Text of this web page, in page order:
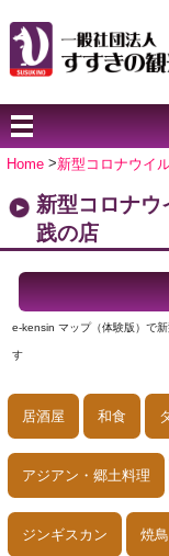
Home >新型コロナウイ
新型コロナウ
践の店
e-kensin マップ（体験版）で
す
居酒屋 和食
アジアン・郷土料理
ジンギスカン 焼